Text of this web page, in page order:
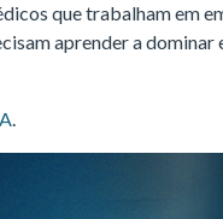
que trabalham em
aprender a dominar
.